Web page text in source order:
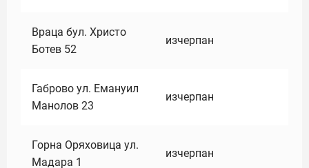
Враца бул. Христо
Ботев 52
изчерпан
Габрово ул. Емануил
Манолов 23
изчерпан
Горна Оряховица ул.
Мадара 1
изчерпан